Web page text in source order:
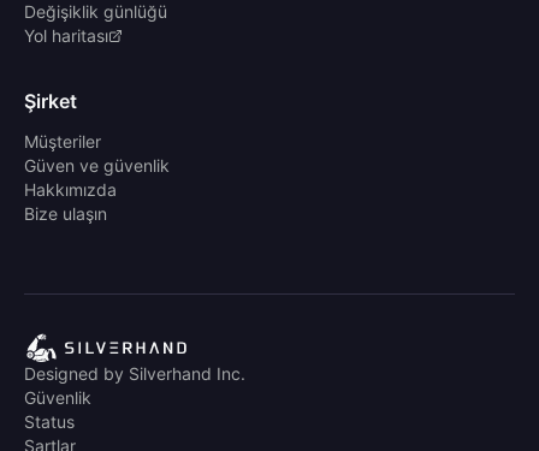
Değişiklik günlüğü
Yol haritası
Şirket
Müşteriler
Güven ve güvenlik
Hakkımızda
Bize ulaşın
Designed by Silverhand Inc.
Güvenlik
Status
Şartlar